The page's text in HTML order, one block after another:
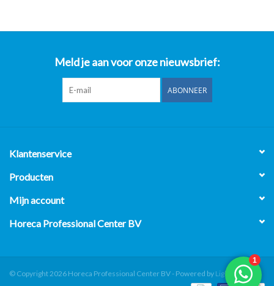
Meld je aan voor onze nieuwsbrief:
ABONNEER
Klantenservice
Producten
Mijn account
Horeca Professional Center BV
© Copyright 2026 Horeca Professional Center BV - Powered by Lightspeed